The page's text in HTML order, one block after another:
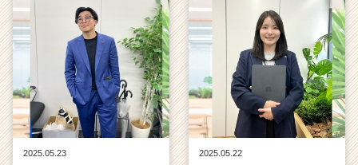
2025.05.23
2025.05.22